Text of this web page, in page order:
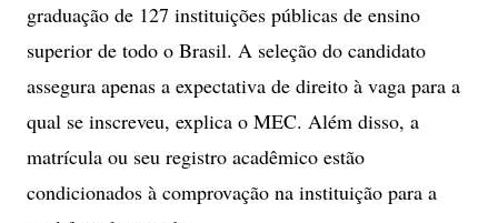
graduação de 127 instituições públicas de ensino
superior de todo o Brasil. A seleção do candidato
assegura apenas a expectativa de direito à vaga para a
qual se inscreveu, explica o MEC. Além disso, a
matrícula ou seu registro acadêmico estão
condicionados à comprovação na instituição para a